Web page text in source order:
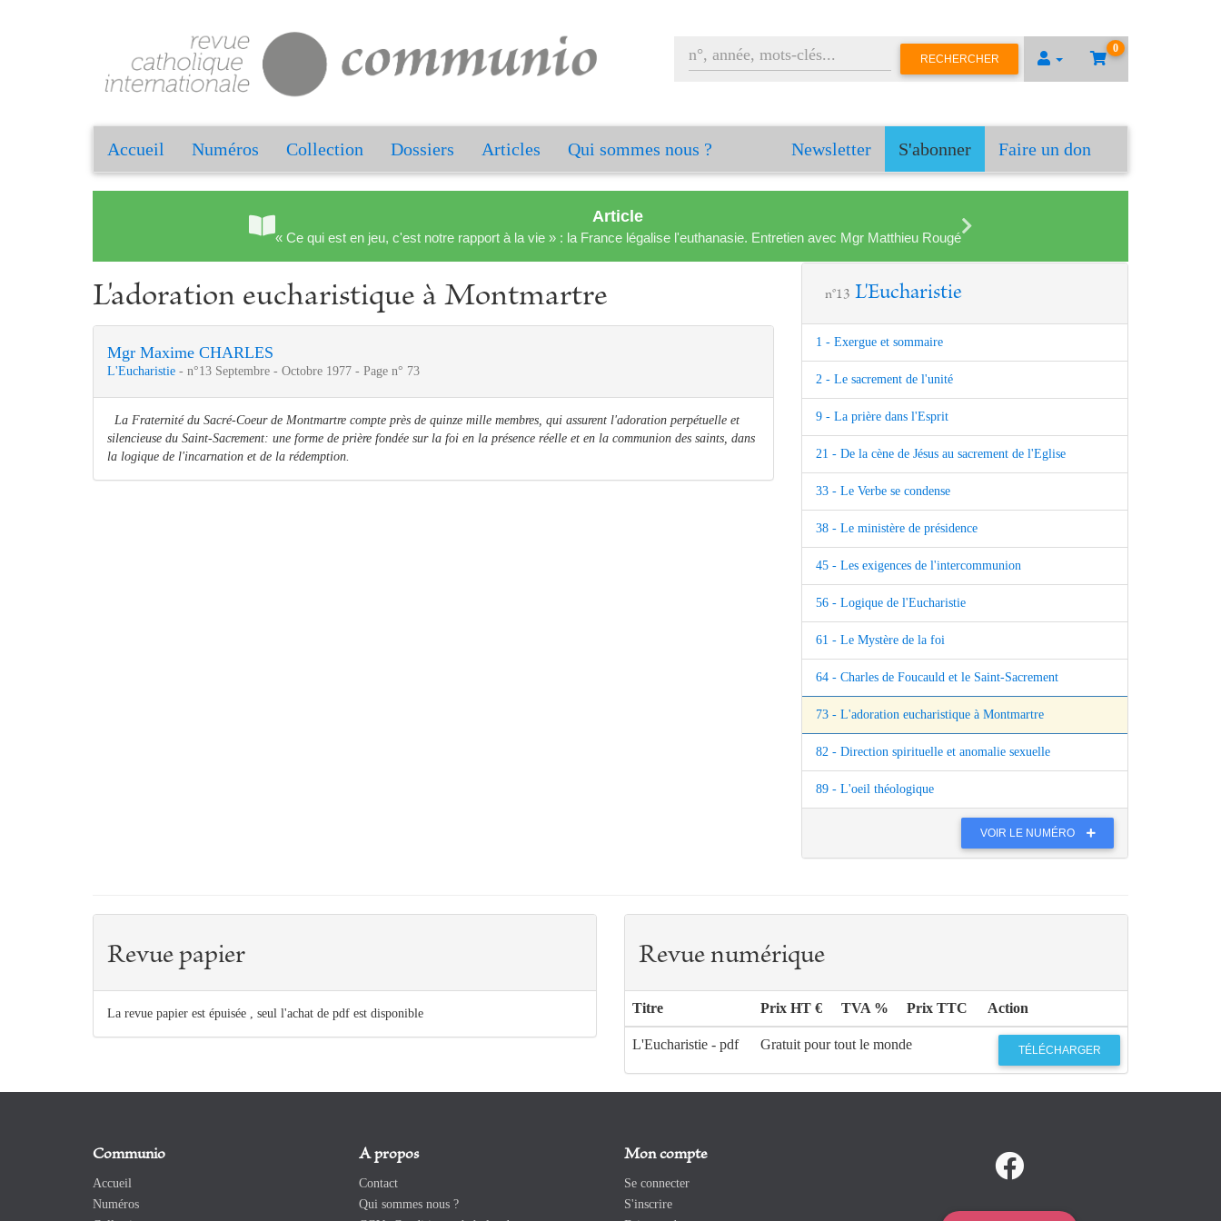
0
RECHERCHER
Accueil Numéros Collection Dossiers Articles Qui sommes nous ? Newsletter S'abonner Faire un don
Article
« Ce qui est en jeu, c'est notre rapport à la vie » : la France légalise l'euthanasie. Entretien avec Mgr Matthieu Rougé
L'adoration eucharistique à Montmartre
Mgr Maxime CHARLES
L'Eucharistie - n°13 Septembre - Octobre 1977 - Page n° 73
La Fraternité du Sacré-Coeur de Montmartre compte près de quinze mille membres, qui assurent l'adoration perpétuelle et
silencieuse du Saint-Sacrement: une forme de prière fondée sur la foi en la présence réelle et en la communion des saints, dans
la logique de l'incarnation et de la rédemption.
n°13 L'Eucharistie
1 - Exergue et sommaire
2 - Le sacrement de l'unité
9 - La prière dans l'Esprit
21 - De la cène de Jésus au sacrement de l'Eglise
33 - Le Verbe se condense
38 - Le ministère de présidence
45 - Les exigences de l'intercommunion
56 - Logique de l'Eucharistie
61 - Le Mystère de la foi
64 - Charles de Foucauld et le Saint-Sacrement
73 - L'adoration eucharistique à Montmartre
82 - Direction spirituelle et anomalie sexuelle
89 - L'oeil théologique
VOIR LE NUMÉRO
Revue papier
La revue papier est épuisée , seul l'achat de pdf est disponible
Revue numérique
Titre Prix HT € TVA % Prix TTC Action
L'Eucharistie - pdf Gratuit pour tout le monde TÉLÉCHARGER
Communio
Accueil
Numéros
A propos
Contact
Qui sommes nous ?
Mon compte
Se connecter
S'inscrire